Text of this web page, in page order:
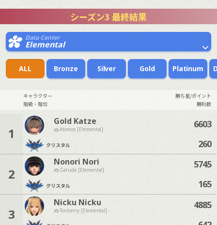
シーズン3 最終結果
Data Center
Elemental
ALL Bronze Silver Gold Platinum
キャラクター
勝ち星/ポイント
階級・階位
勝利数
1
Gold Katze
Atomos [Elemental]
クリスタル
6603
260
2
Nonori Nori
Garuda [Elemental]
クリスタル
5745
165
3
Nicku Nicku
Tonberry [Elemental]
4885